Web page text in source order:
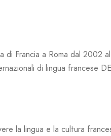
di Francia a Roma dal 2002
di lingua francese
la lingua e la cultura